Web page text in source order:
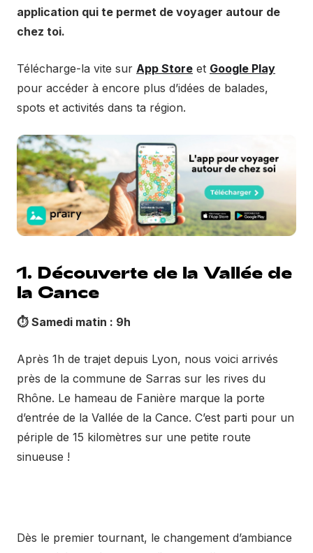
application qui te permet de voyager autour de
chez toi.
Télécharge-la vite sur App Store et Google Play
pour accéder à encore plus d’idées de balades,
spots et activités dans ta région.
1. Découverte de la Vallée de
la Cance
⏱️ Samedi matin : 9h
Après 1h de trajet depuis Lyon, nous voici arrivés
près de la commune de Sarras sur les rives du
Rhône. Le hameau de Fanière marque la porte
d’entrée de la Vallée de la Cance. C’est parti pour un
périple de 15 kilomètres sur une petite route
sinueuse !
Dès le premier tournant, le changement d’ambiance